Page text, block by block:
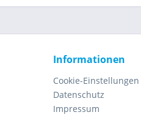
Informationen
Cookie-Einstellungen
Datenschutz
Impressum